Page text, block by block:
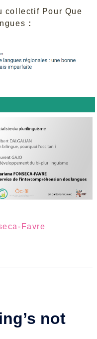
collectif Pour Que
:
Favre